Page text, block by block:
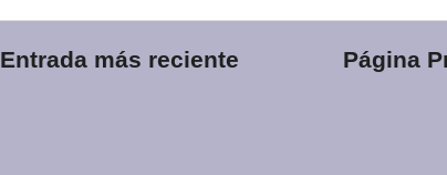
Entrada más reciente Página